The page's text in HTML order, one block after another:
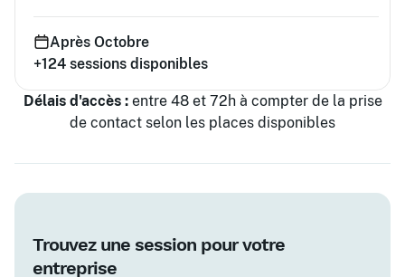
Après Octobre
+124 sessions disponibles
Délais d'accès :entre 48 et 72h à compter de la prise
de contact selon les places disponibles
Trouvez une session pour votre
entreprise